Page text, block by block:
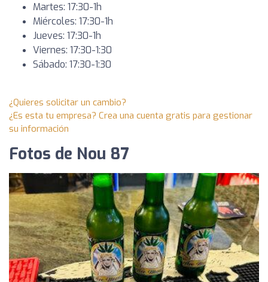
Martes: 17:30-1h
Miércoles: 17:30-1h
Jueves: 17:30-1h
Viernes: 17:30-1:30
Sábado: 17:30-1:30
¿Quieres solicitar un cambio?
¿Es esta tu empresa? Crea una cuenta gratis para gestionar
su información
Fotos de Nou 87